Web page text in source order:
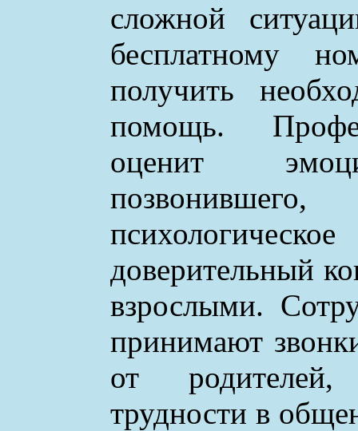
сложной
бесплатному
получить
помощь.
оценит
доверительный
взрослыми.
принимают
от
трудности в